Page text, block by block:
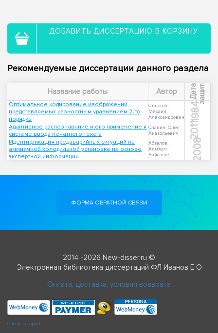
ДОБАВИТЬ ДИССЕРТАЦИЮ В КОРЗИНУ
Рекомендуемые диссертации данного раздела
Название работы Автор Д
а
т
а
з
а
щ
и
т ы
Оптимальное кодирование изображений,
представляемых разностным уравнением 2-го
порядка
Старков,
Михаил
Александрович
1984
Адаптивное распознавание и его применение к
системе ввода печатного текста
Славин, Олег
Анатольевич
2011
Идентификация предаварийных ситуаций на
аммиачной холодильной установке на основе
экспертной информации
Абзалов,
Альберт
Вайсович
2008
ФОРМА ОБРАТНОЙ СВЯЗИ
2014 -2026 New-disser.ru ©
Электронная библиотека диссертаций ФЛ Иванов Е О
Оплата, доставка, условия возврата
Check passport